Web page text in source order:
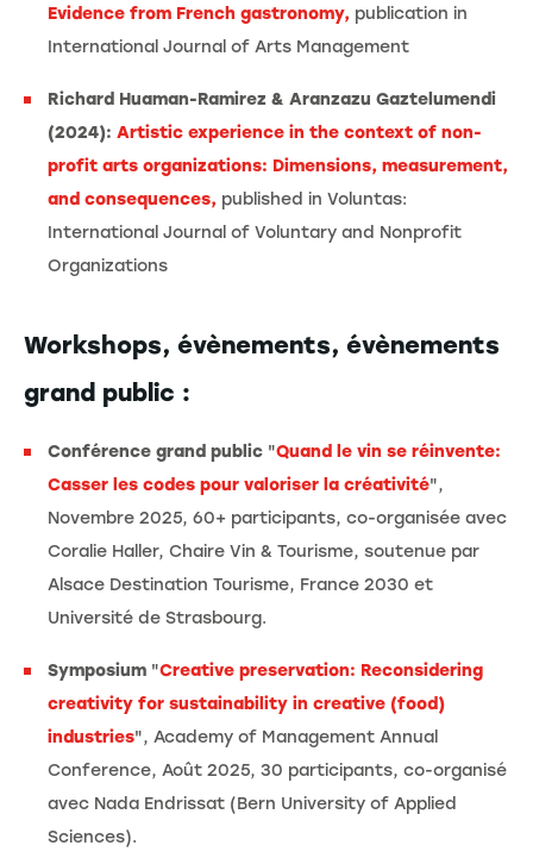
Evidence from French gastronomy, publication in
International Journal of Arts Management
Richard Huaman-Ramirez & Aranzazu Gaztelumendi
(2024): Artistic experience in the context of non-
profit arts organizations: Dimensions, measurement,
and consequences, published in Voluntas:
International Journal of Voluntary and Nonprofit
Organizations
Workshops, évènements, évènements
grand public :
Conférence grand public "Quand le vin se réinvente:
Casser les codes pour valoriser la créativité",
Novembre 2025, 60+ participants, co-organisée avec
Coralie Haller, Chaire Vin & Tourisme, soutenue par
Alsace Destination Tourisme, France 2030 et
Université de Strasbourg.
Symposium "Creative preservation: Reconsidering
creativity for sustainability in creative (food)
industries", Academy of Management Annual
Conference, Août 2025, 30 participants, co-organisé
avec Nada Endrissat (Bern University of Applied
Sciences).